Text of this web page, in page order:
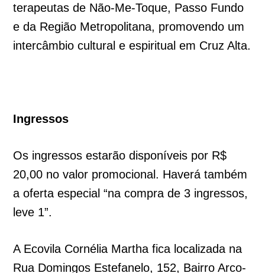
terapeutas de Não-Me-Toque, Passo Fundo
e da Região Metropolitana, promovendo um
intercâmbio cultural e espiritual em Cruz Alta.
Ingressos
Os ingressos estarão disponíveis por R$
20,00 no valor promocional. Haverá também
a oferta especial “na compra de 3 ingressos,
leve 1”.
A Ecovila Cornélia Martha fica localizada na
Rua Domingos Estefanelo, 152, Bairro Arco-